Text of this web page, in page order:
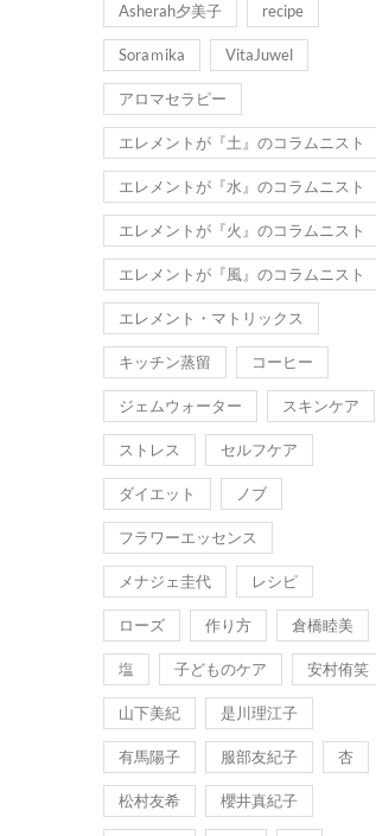
Asherah夕美子 recipe
Soraｍika VitaJuwel
アロマセラピー
エレメントが『土』のコラムニスト
エレメントが『水』のコラムニスト
エレメントが『火』のコラムニスト
エレメントが『風』のコラムニスト
エレメント・マトリックス
キッチン蒸留 コーヒー
ジェムウォーター スキンケア
ストレス セルフケア
ダイエット ノブ
フラワーエッセンス
メナジェ圭代 レシピ
ローズ 作り方 倉橋睦美
塩 子どものケア 安村侑笑
山下美紀 是川理江子
有馬陽子 服部友紀子 杏
松村友希 櫻井真紀子